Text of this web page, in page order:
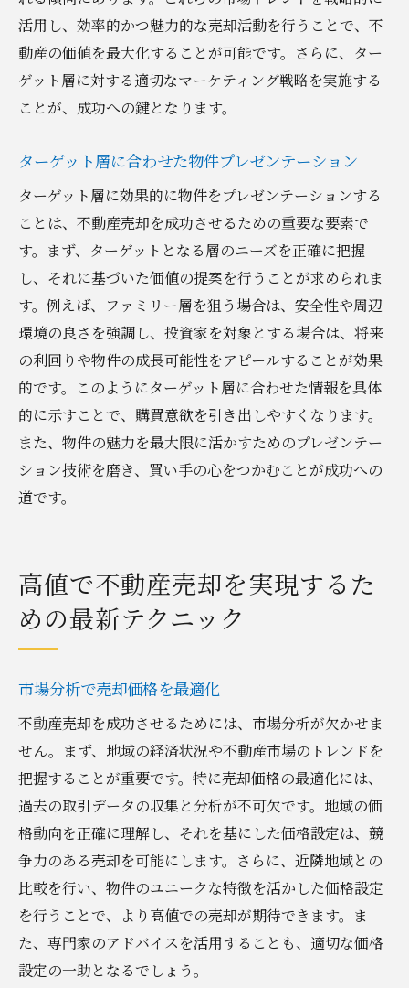
活用し、効率的かつ魅力的な売却活動を行うことで、不
動産の価値を最大化することが可能です。さらに、ター
ゲット層に対する適切なマーケティング戦略を実施する
ことが、成功への鍵となります。
ターゲット層に合わせた物件プレゼンテーション
ターゲット層に効果的に物件をプレゼンテーションする
ことは、不動産売却を成功させるための重要な要素で
す。まず、ターゲットとなる層のニーズを正確に把握
し、それに基づいた価値の提案を行うことが求められま
す。例えば、ファミリー層を狙う場合は、安全性や周辺
環境の良さを強調し、投資家を対象とする場合は、将来
の利回りや物件の成長可能性をアピールすることが効果
的です。このようにターゲット層に合わせた情報を具体
的に示すことで、購買意欲を引き出しやすくなります。
また、物件の魅力を最大限に活かすためのプレゼンテー
ション技術を磨き、買い手の心をつかむことが成功への
道です。
高値で不動産売却を実現するた
めの最新テクニック
市場分析で売却価格を最適化
不動産売却を成功させるためには、市場分析が欠かせま
せん。まず、地域の経済状況や不動産市場のトレンドを
把握することが重要です。特に売却価格の最適化には、
過去の取引データの収集と分析が不可欠です。地域の価
格動向を正確に理解し、それを基にした価格設定は、競
争力のある売却を可能にします。さらに、近隣地域との
比較を行い、物件のユニークな特徴を活かした価格設定
を行うことで、より高値での売却が期待できます。ま
た、専門家のアドバイスを活用することも、適切な価格
設定の一助となるでしょう。